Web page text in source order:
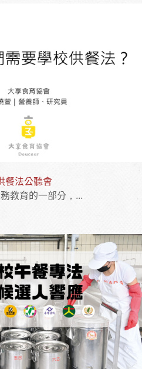
餐法公聽會
教育的一部分，...